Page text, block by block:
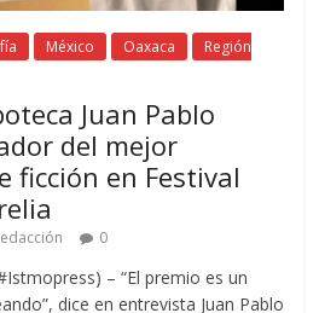
México Oaxaca
Región
Juan Pablo
del mejor
ficción en Festival
0
– “El premio es un
dice en entrevista Juan Pablo